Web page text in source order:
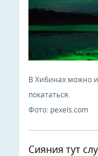
В Хибинах можно
покататься.
Фото: pexels.com
Сияния тут